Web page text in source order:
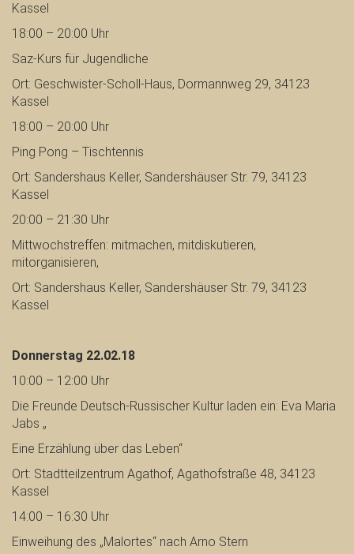
Kassel
18:00 – 20:00 Uhr
Saz-Kurs für Jugendliche
Ort: Geschwister-Scholl-Haus, Dormannweg 29, 34123
Kassel
18:00 – 20:00 Uhr
Ping Pong – Tischtennis
Ort: Sandershaus Keller, Sandershäuser Str. 79, 34123
Kassel
20:00 – 21:30 Uhr
Mittwochstreffen: mitmachen, mitdiskutieren,
mitorganisieren,
Ort: Sandershaus Keller, Sandershäuser Str. 79, 34123
Kassel
Donnerstag 22.02.18
10:00 – 12:00 Uhr
Die Freunde Deutsch-Russischer Kultur laden ein: Eva Maria
Jabs „
Eine Erzählung über das Leben“
Ort: Stadtteilzentrum Agathof, Agathofstraße 48, 34123
Kassel
14:00 – 16:30 Uhr
Einweihung des „Malortes“ nach Arno Stern